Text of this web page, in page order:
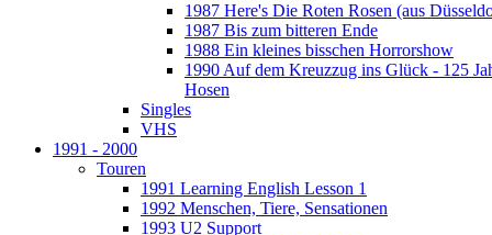
1987 Here's Die Roten Rosen (aus
1987 Bis zum bitteren Ende
1988 Ein kleines bisschen Horrorshow
1990 Auf dem Kreuzzug ins Glück - 125
Hosen
Singles
VHS
1991 - 2000
Touren
1991 Learning English Lesson 1
1992 Menschen, Tiere, Sensationen
1993 U2 Support